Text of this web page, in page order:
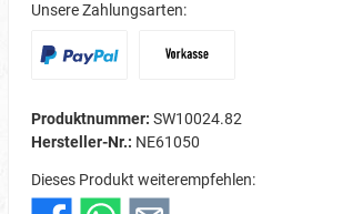
Unsere Zahlungsarten:
Produktnummer: SW10024.82
Hersteller-Nr.: NE61050
Dieses Produkt weiterempfehlen: